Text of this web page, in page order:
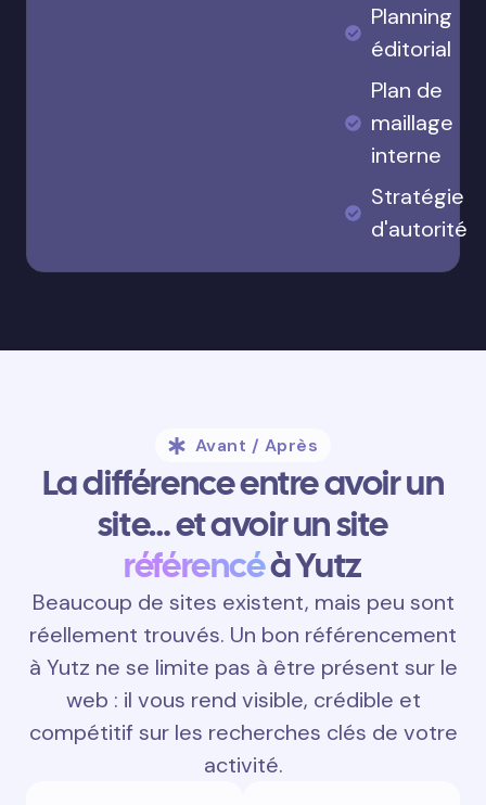
Planning
éditorial
Plan de
maillage
interne
Stratégie
d'autorité
Avant / Après
La différence entre avoir un
site… et avoir un site
référencéà Yutz
Beaucoup de sites existent, mais peu sont
réellement trouvés. Un bon référencement
à Yutz ne se limite pas à être présent sur le
web : il vous rend visible, crédible et
compétitif sur les recherches clés de votre
activité.